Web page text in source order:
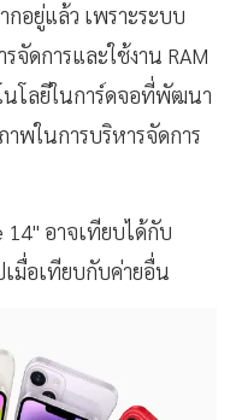
กอยู่แล้ว เพราะระบบ
จัดการและใช้งาน RAM
นโลยีในการ์ดจอที่พัฒนา
พในการบริหารจัดการ
14" อาจเทียบได้กับ
มื่อเทียบกับค่ายอื่น